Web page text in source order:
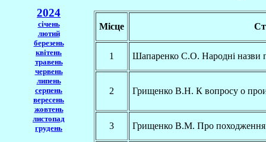
2024
січень
лютий
березень
квітень
травень
червень
липень
серпень
вересень
жовтень
листопад
грудень
Місце
1 Шапаренко С.О. Народнi назви
2 Грищенко В.Н. К вопросу о
3 Грищенко В.М. Про походження